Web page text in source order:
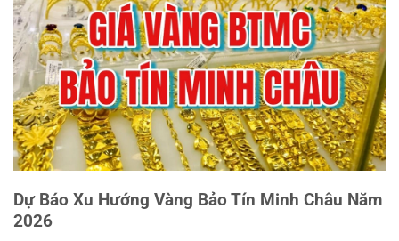
Dự Báo Xu Hướng Vàng Bảo Tín Minh Châu Năm
2026